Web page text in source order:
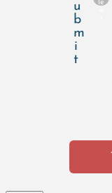
u
b
m
i
t
le